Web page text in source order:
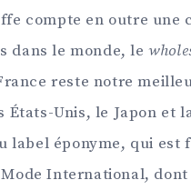
compte en outre une
dans le monde, le
reste notre
États-Unis, le Japon et
label éponyme, qui est
International,